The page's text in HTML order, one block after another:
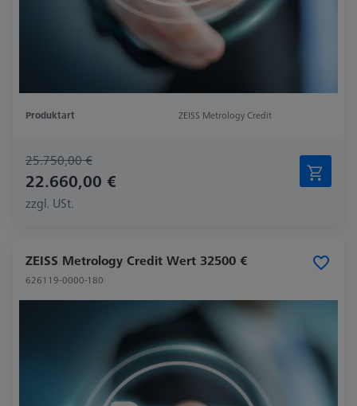
Produktart ZEISS Metrology Credit
25.750,00 €
22.660,00 €
zzgl. USt.
ZEISS Metrology Credit Wert 32500 €
626119-0000-180